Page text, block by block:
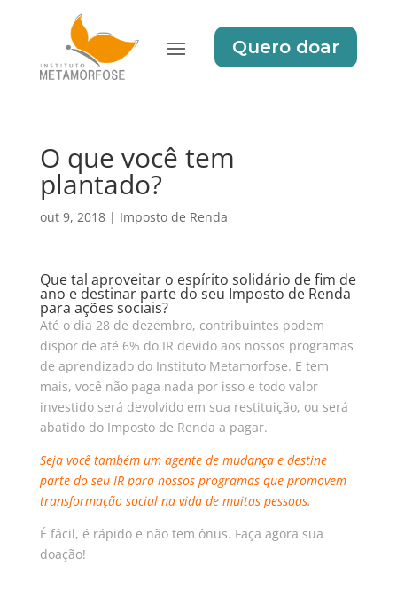
Quero doar
O que você tem
plantado?
out 9, 2018| Imposto de Renda
Que tal aproveitar o espírito solidário de fim de
ano e destinar parte do seu Imposto de Renda
para ações sociais?
Até o dia 28 de dezembro, contribuintes podem
dispor de até 6% do IR devido aos nossos programas
de aprendizado do Instituto Metamorfose. E tem
mais, você não paga nada por isso e todo valor
investido será devolvido em sua restituição, ou será
abatido do Imposto de Renda a pagar.
Seja você também um agente de mudança e destine
parte do seu IR para nossos programas que promovem
transformação social na vida de muitas pessoas.
É fácil, é rápido e não tem ônus. Faça agora sua
doação!